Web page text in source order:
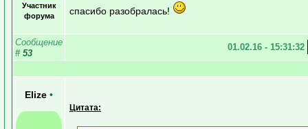
Участник
форума
спасибо разобралась!
Сообщение
# 53
01.02.16 - 15:31:32
Elize •
Цитата: